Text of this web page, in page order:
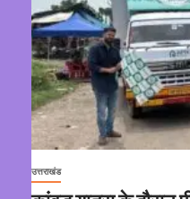
उत्तराखंड